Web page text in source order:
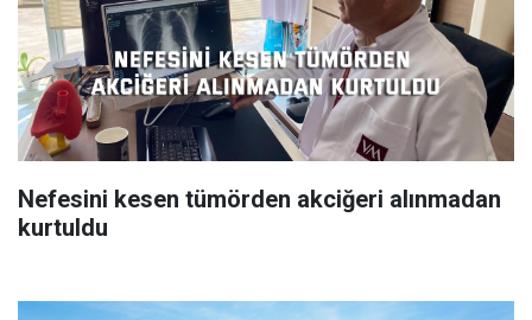
Nefesini kesen tümörden akciğeri alınmadan
kurtuldu